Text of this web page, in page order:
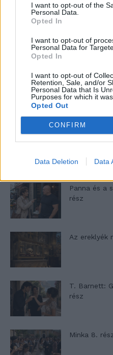
I want to opt-out of the
Personal Data.
Opted In
I want to opt-out of
Personal Data for
Opted In
I want to opt-out of
Retention, Sale, and/or
Personal Data that Is
Purposes for which it
Opted Out
CONFIRM
Data Deletion Data
10 tanács,
a
Egy ház,
nyílik –
Panna és a
rész
Az ereklyék
T. Barnett:
rész
Minka 8.